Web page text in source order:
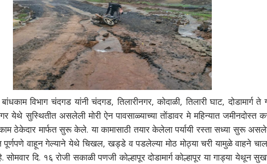
विभाग चंदगड यांनी चंदगड, तिलारीनगर, कोदाळी, तिलारी घाट, दोडामार्ग ते
नगर येथे सुस्थितीत असलेली मोरी ऐन पावसाळ्याच्या तोंडावर मे महिन्यात जमीनदोस्त
ठेकेदार मार्फत सुरू केले. या कामासाठी तयार केलेला पर्यायी रस्ता सध्या सुरू
पूर्णपणे वाहून गेल्याने येथे चिखल, खड्डे व पडलेल्या मोठ मोठ्या चरी यामुळे वाहने
दि. १६ रोजी सकाळी पणजी कोल्हापूर दोडामार्ग कोल्हापूर या गाड्या येथून